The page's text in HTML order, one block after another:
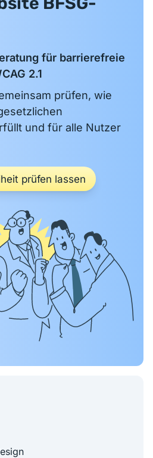
für barrierefreie
2.1
prüfen, wie
und für alle Nutzer
prüfen lassen